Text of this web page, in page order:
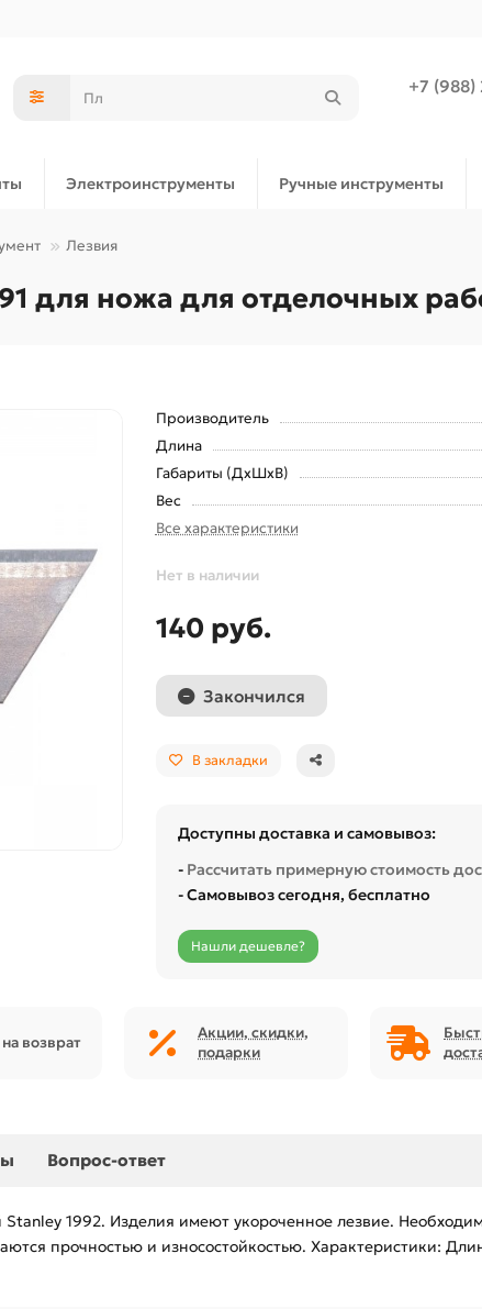
+7 (988)
Электроинструменты Ручные инструменты
Лезвия
для ножа для отделочных
Производитель
Длина
Габариты (ДхШхВ)
Вес
Все характеристики
Нет в наличии
140 руб.
Закончился
В закладки
Доступны доставка и самовывоз:
- Рассчитать примерную стоимость
- Самовывоз сегодня, бесплатно
Нашли дешевле?
возврат
Акции, скидки,
подарки
Вопрос-ответ
Stanley 1992. Изделия имеют укороченное лезвие.
прочностью и износостойкостью. Характеристики: